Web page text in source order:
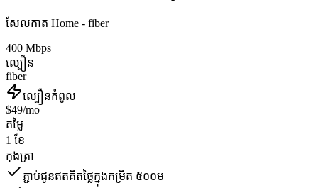
សែលកាត Home - fiber
400 Mbps
ល្បឿន
fiber
ល្បឿនកំពូល
$49/mo
តម្លៃ
1 ខែ
កុងត្រា
ភ្ជាប់ជូនឥតគិតថ្លៃក្នុងកម្រិត ៥០០ម